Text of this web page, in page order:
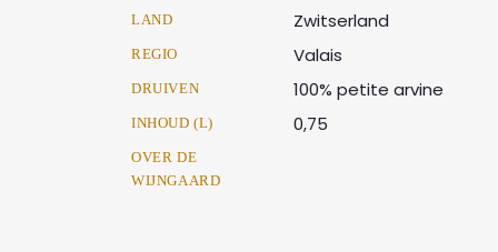
LAND Zwitserland
REGIO Valais
DRUIVEN 100% petite arvine
INHOUD (L) 0,75
OVER DE
WIJNGAARD